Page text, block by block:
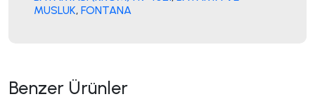
MUSLUK, FONTANA
Benzer Ürünler